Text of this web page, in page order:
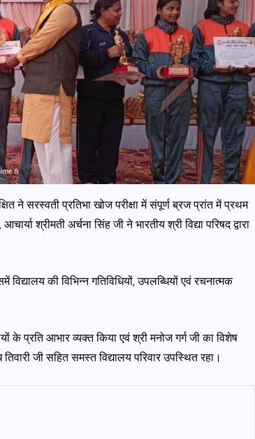
ने सरस्वती प्रतिभा खोज परीक्षा में संपूर्ण ब्रज प्रांत में प्रथम
श्रीमती अर्चना सिंह जी ने भारतीय श्री विद्या परिषद द्वारा
विद्यालय की विभिन्न गतिविधियों, उपलब्धियों एवं रचनात्मक
के प्रति आभार व्यक्त किया एवं श्री मनोज गर्ग जी का विशेष
जी सहित समस्त विद्यालय परिवार उपस्थित रहा।